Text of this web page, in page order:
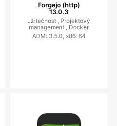
Forgejo (http)
13.0.3
užitečnost , Projektový
management , Docker
ADM: 3.5.0, x86-64